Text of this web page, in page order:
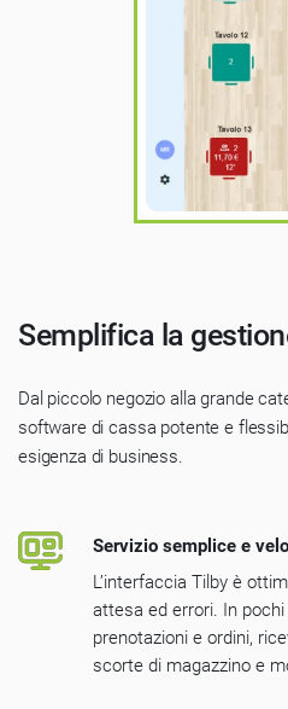
Semplifica la
Dal piccolo negozio alla grande
software di cassa potente e
esigenza di business.
Servizio semplice e
L’interfaccia Tilby è
attesa ed errori. In
prenotazioni e ordini,
scorte di magazzino e